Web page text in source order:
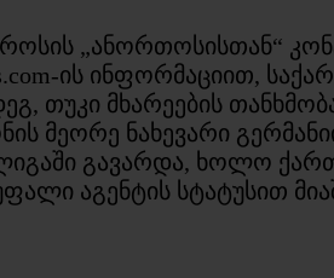
„ანორთოსისთან“
ის ინფორმაციით,
თუკი მხარეების
მეორე ნახევარი
გავარდა, ხოლო
აგენტის სტატუსით